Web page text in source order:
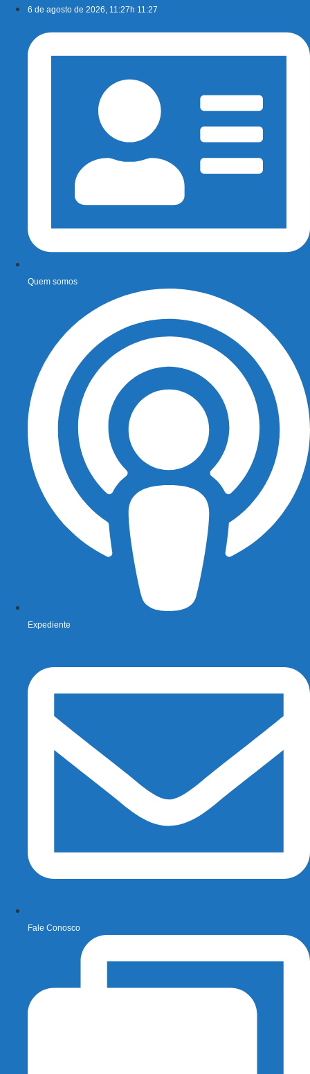
conteúdo
6 de agosto de 2026, 11:27h 11:27
Quem somos
Expediente
Fale Conosco